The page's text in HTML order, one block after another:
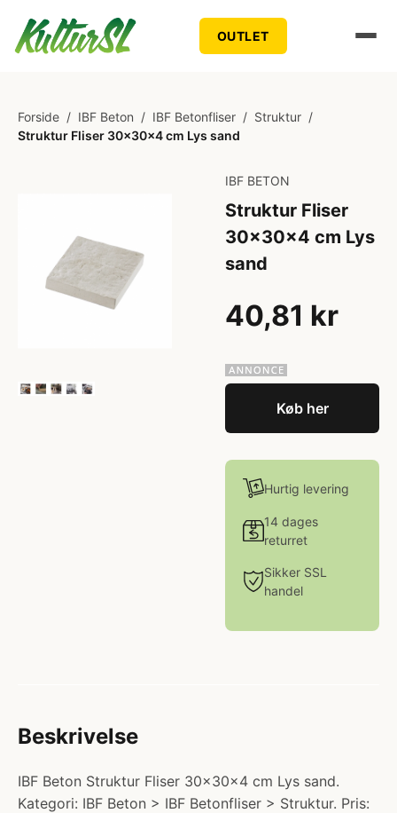
OUTLET
Forside / IBF Beton / IBF Betonfliser / Struktur /
Struktur Fliser 30x30x4 cm Lys sand
IBF BETON
Struktur Fliser
30x30x4 cm Lys
sand
40,81 kr
Køb her
Hurtig levering
14 dages
returret
Sikker SSL
handel
Beskrivelse
IBF Beton Struktur Fliser 30x30x4 cm Lys sand.
Kategori: IBF Beton > IBF Betonfliser > Struktur. Pris: